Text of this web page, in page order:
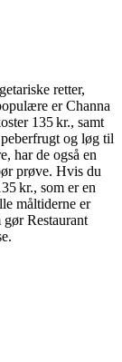
retter,
er Channa
135 kr., samt
og løg til
har de også en
prøve. Hvis du
kr., som er en
måltiderne er
Restaurant